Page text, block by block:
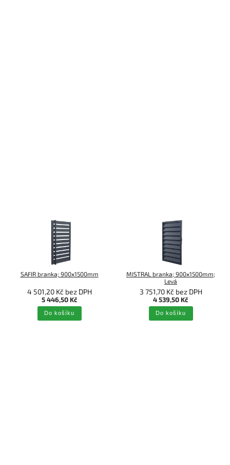
SAFIR branka; 900x1500mm
4 501,20 Kč bez DPH
5 446,50 Kč
Do košíku
MISTRAL branka; 900x1500mm;
Levá
3 751,70 Kč bez DPH
4 539,50 Kč
Do košíku